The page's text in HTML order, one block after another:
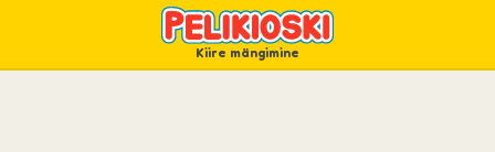
Kiire mängimine